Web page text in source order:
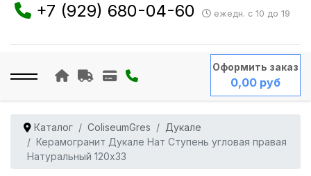
+7 (929) 680-04-60 ежедн. с 10 до 19
Оформить заказ
0,00 руб
Каталог ColiseumGres
Дукале
Керамогранит Дукале Нат Ступень угловая правая
Натуральный 120x33